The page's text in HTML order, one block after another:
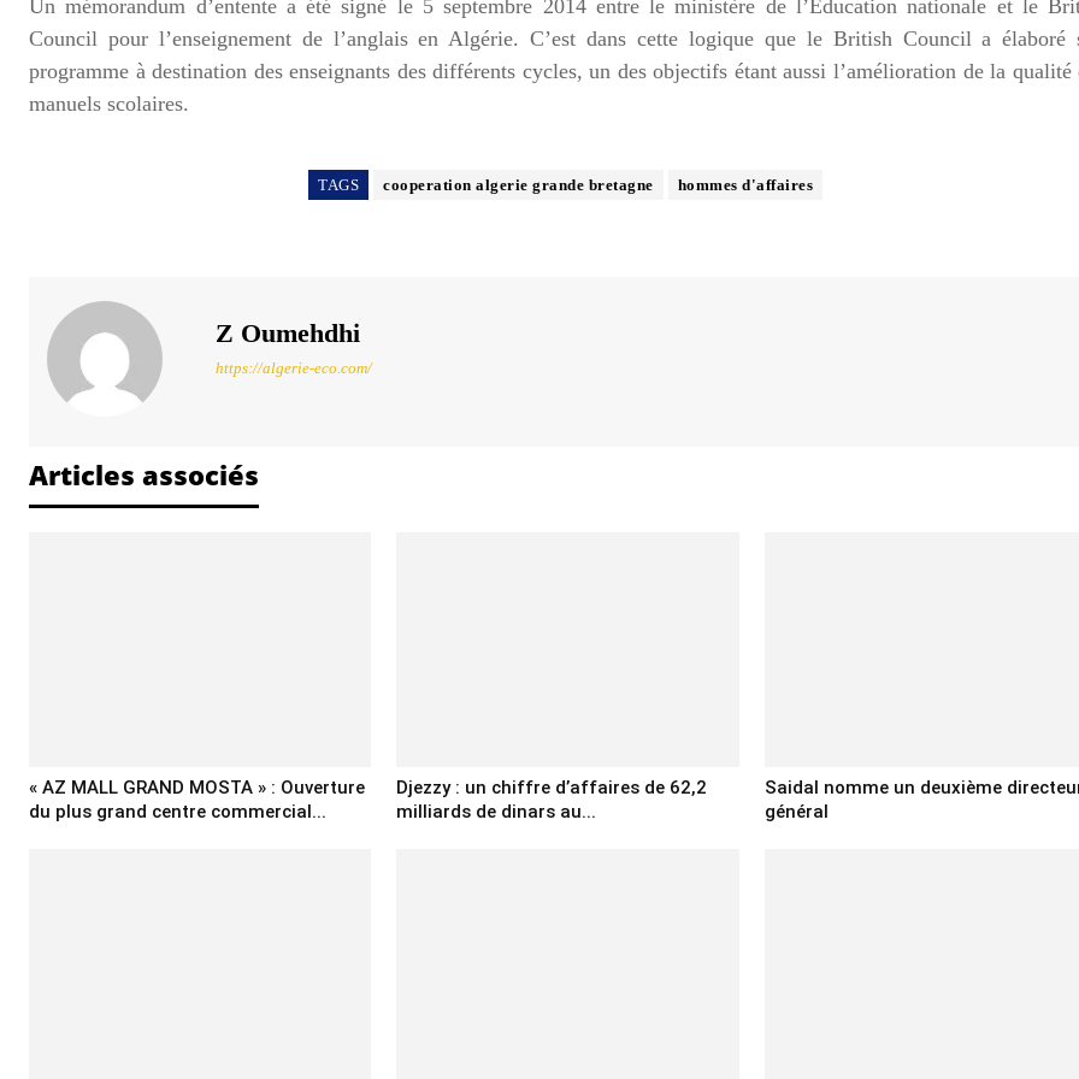
Un mémorandum d’entente a été signé le 5 septembre 2014 entre le ministère de l’Education nationale et le
Council pour l’enseignement de l’anglais en Algérie. C’est dans cette logique que le British Council a élaboré
programme à destination des enseignants des différents cycles, un des objectifs étant aussi l’amélioration de la qualité
manuels scolaires.
TAGS cooperation algerie grande bretagne hommes d'affaires
Z Oumehdhi
https://algerie-eco.com/
Articles associés
« AZ MALL GRAND MOSTA » : Ouverture
du plus grand centre commercial...
Djezzy : un chiffre d’affaires de 62,2
milliards de dinars au...
Saidal nomme un deuxième
général